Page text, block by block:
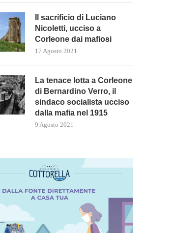
PER
DI RAFAH
SCIOPERO RAI: I
RIBELLANO AL
Il sacrificio di Luciano
Nicoletti, ucciso a
Corleone dai mafiosi
17 Agosto 2021
La tenace lotta a Corleone
di Bernardino Verro, il
sindaco socialista ucciso
dalla mafia nel 1915
9 Agosto 2021